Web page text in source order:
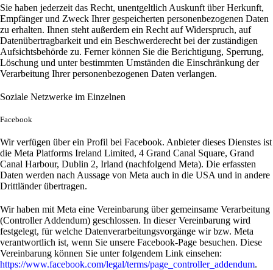
Sie haben jederzeit das Recht, unentgeltlich Auskunft über Herkunft,
Empfänger und Zweck Ihrer gespeicherten personenbezogenen Daten
zu erhalten. Ihnen steht außerdem ein Recht auf Widerspruch, auf
Datenübertragbarkeit und ein Beschwerderecht bei der zuständigen
Aufsichtsbehörde zu. Ferner können Sie die Berichtigung, Sperrung,
Löschung und unter bestimmten Umständen die Einschränkung der
Verarbeitung Ihrer personenbezogenen Daten verlangen.
Soziale Netzwerke im Einzelnen
Facebook
Wir verfügen über ein Profil bei Facebook. Anbieter dieses Dienstes ist
die Meta Platforms Ireland Limited, 4 Grand Canal Square, Grand
Canal Harbour, Dublin 2, Irland (nachfolgend Meta). Die erfassten
Daten werden nach Aussage von Meta auch in die USA und in andere
Drittländer übertragen.
Wir haben mit Meta eine Vereinbarung über gemeinsame Verarbeitung
(Controller Addendum) geschlossen. In dieser Vereinbarung wird
festgelegt, für welche Datenverarbeitungsvorgänge wir bzw. Meta
verantwortlich ist, wenn Sie unsere Facebook-Page besuchen. Diese
Vereinbarung können Sie unter folgendem Link einsehen:
https://www.facebook.com/legal/terms/page_controller_addendum.